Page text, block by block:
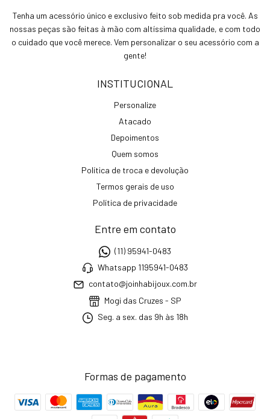
Tenha um acessório único e exclusivo feito sob medida pra você. As
nossas peças são feitas à mão com altíssima qualidade, e com todo
o cuidado que você merece. Vem personalizar o seu acessório com a
gente!
INSTITUCIONAL
Personalize
Atacado
Depoimentos
Quem somos
Política de troca e devolução
Termos gerais de uso
Política de privacidade
Entre em contato
(11) 95941-0483
Whatsapp 1195941-0483
contato@joinhabijoux.com.br
Mogi das Cruzes - SP
Seg. a sex. das 9h às 18h
Formas de pagamento